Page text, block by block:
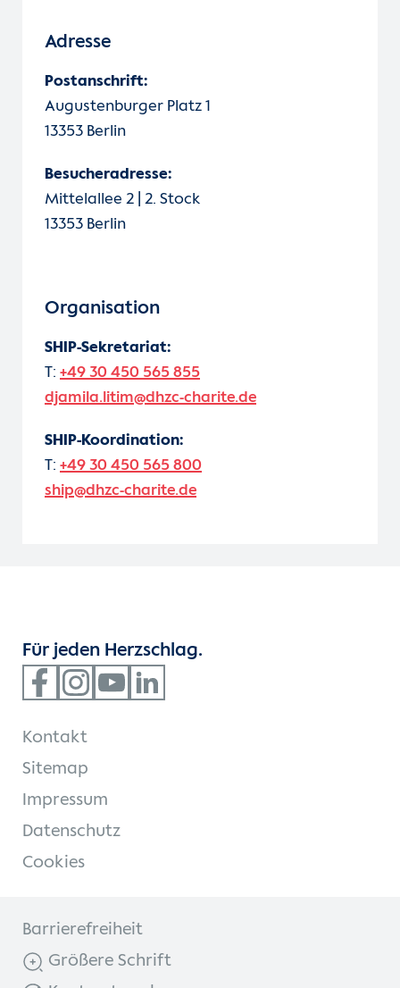
Adresse
Postanschrift:
Augustenburger Platz 1
13353 Berlin
Besucheradresse:
Mittelallee 2 | 2. Stock
13353 Berlin
Organisation
SHIP-Sekretariat:
T: +49 30 450 565 855
djamila.litim@dhzc-charite.de
SHIP-Koordination:
T: +49 30 450 565 800
ship@dhzc-charite.de
Für jeden Herzschlag.
Kontakt
Sitemap
Impressum
Datenschutz
Cookies
Barrierefreiheit
Größere Schrift